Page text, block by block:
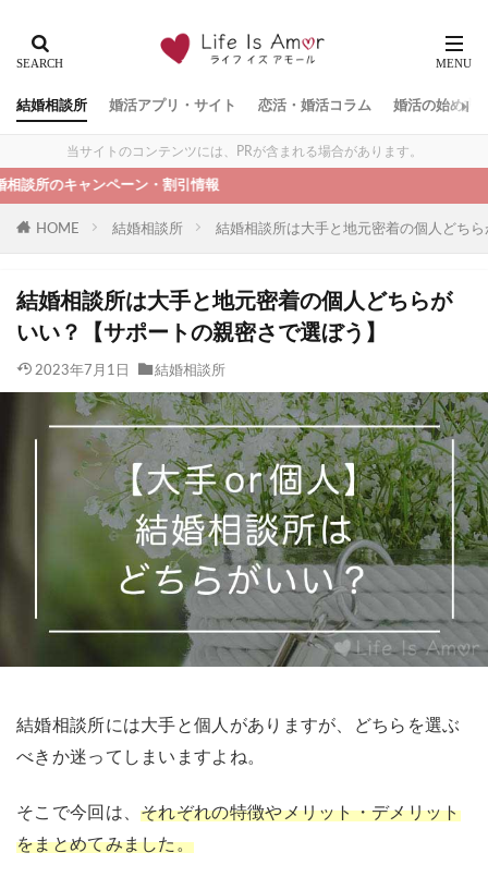
結婚相談所 婚活アプリ・サイト 恋活・婚活コラム 婚活の始め方
当サイトのコンテンツには、PRが含まれる場合があります。
ペーン・割引情報
HOME 結婚相談所 結婚相談所は大手と地元密着の個人どち
結婚相談所は大手と地元密着の個人どちらが
いい？【サポートの親密さで選ぼう】
2023年7月1日 結婚相談所
結婚相談所には大手と個人がありますが、どちらを選ぶ
べきか迷ってしまいますよね。
そこで今回は、それぞれの特徴やメリット・デメリット
をまとめてみました。